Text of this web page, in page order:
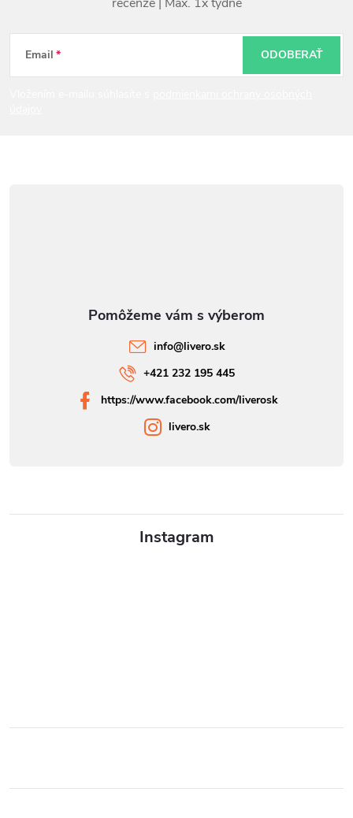
ä
Email ODOBERAŤ
Instagram
info@livero.sk
+421 232 195 445
https://www.facebook.com/liverosk
livero.sk